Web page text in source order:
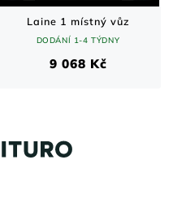
Laine 1 místný vůz
DODÁNÍ 1-4 TÝDNY
9 068 Kč